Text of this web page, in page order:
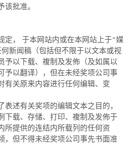
该批准。
定， 于本网站内或在本网站上于“媒
新闻稿（包括但不限于以文本或视
予以下载、複制及发佈（及如属以
予以翻译），但在未经奖项公司事
有关原来内容进行任何编辑、变
表述有关奖项的编辑文本之目的，
下载、存储、打印、複制及发佈于
所提供的连结内所载列的任何资
，但不得未经奖项公司事先书面准